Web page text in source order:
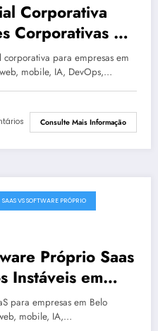
Corporativa
Corporativas da
3083para empresas em
mobile, IA, DevOps,…
Consulte Mais Informação
SAAS VS SOFTWARE PRÓPRIO
Próprio Saas
Instáveis em
Brasil – Guia
para empresas em Belo
mobile, IA,…